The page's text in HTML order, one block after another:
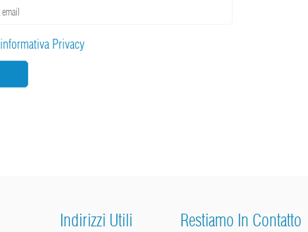
informativa Privacy
Indirizzi Utili Restiamo In Contatto